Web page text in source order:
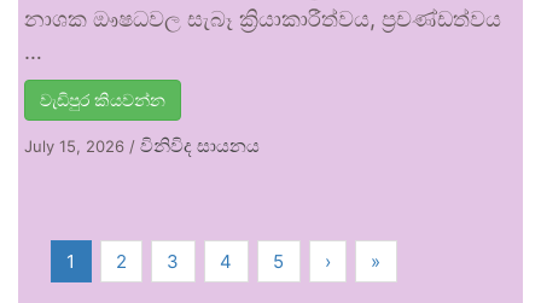
නාශක ඖෂධවල සැබෑ ක්‍රියාකාරීත්වය, ප්‍රචණ්ඩත්වය
…
වැඩිපුර කියවන්න
July 15, 2026 / විනිවිද සායනය
1 2 3 4 5 › »